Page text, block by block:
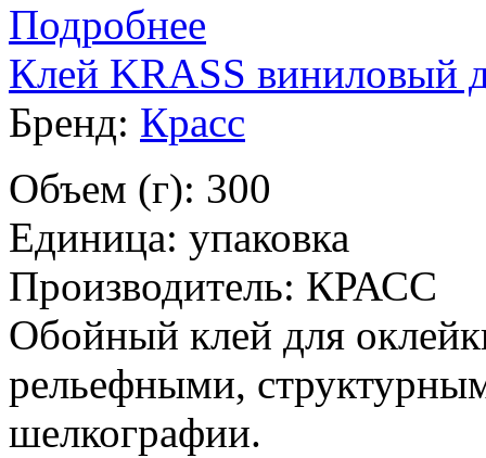
Подробнее
Клей KRASS виниловый
Бренд: Красс
Объем (г): 300
Единица: упаковка
Производитель: КРАСС
Обойный клей для
рельефными,
шелкографии.